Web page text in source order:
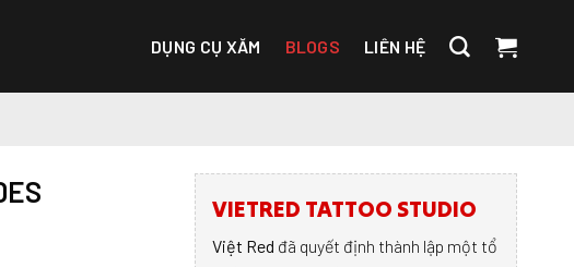
DỤNG CỤ XĂM BLOGS LIÊN HỆ
VIETRED TATTOO STUDIO
Việt Red đã quyết định thành lập một tổ